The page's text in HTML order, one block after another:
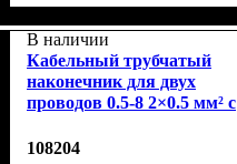
В наличии
Кабельный трубчатый
наконечник для двух
проводов 0.5-8 2×0.5 мм² с
108204